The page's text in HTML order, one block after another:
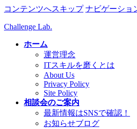
コンテンツへスキップ ナビゲーショ
Challenge Lab.
ホーム
運営理念
ITスキルを磨くとは
About Us
Privacy Policy
Site Policy
相談会のご案内
最新情報はSNSで確認！
お知らせブログ